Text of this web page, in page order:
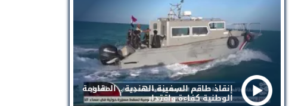
إنقاذ طاقم السفينة الهندية .. المقاومة
الوطنية كفاءة واقتدار